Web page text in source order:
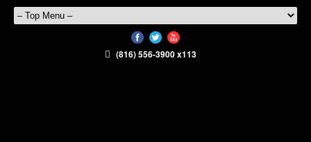
(816) 556-3900 x113